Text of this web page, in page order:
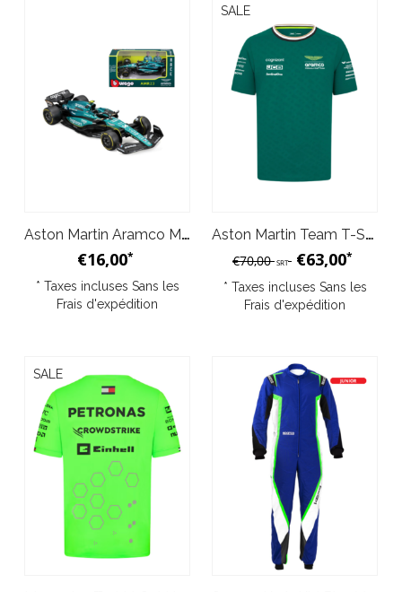
Aston Martin Aramco Modèle Réduit 1:43 Bburago F1 Team #14 Fernando Alonso
€16,00*
* Taxes incluses Sans les
Frais d'expédition
Aston Martin Team T-Shirt - Vert
€70,00SRT €63,00*
* Taxes incluses Sans les
Frais d'expédition
SALE
SALE